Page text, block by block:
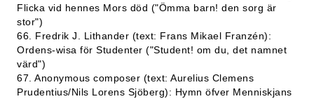
Flicka vid hennes Mors död ("Ömma barn! den sorg är
stor")
66. Fredrik J. Lithander (text: Frans Mikael Franzén):
Ordens-wisa för Studenter ("Student! om du, det namnet
värd")
67. Anonymous composer (text: Aurelius Clemens
Prudentius/Nils Lorens Sjöberg): Hymn öfver Menniskjans